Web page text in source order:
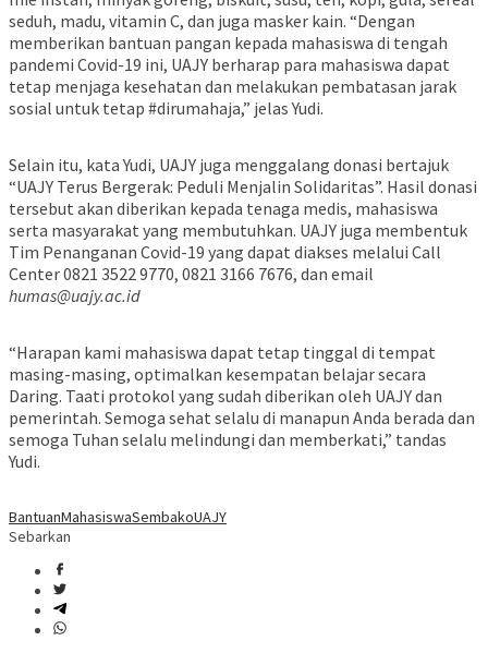
seduh, madu, vitamin C, dan juga masker kain. “Dengan
memberikan bantuan pangan kepada mahasiswa di tengah
pandemi Covid-19 ini, UAJY berharap para mahasiswa dapat
tetap menjaga kesehatan dan melakukan pembatasan jarak
sosial untuk tetap #dirumahaja,” jelas Yudi.
Selain itu, kata Yudi, UAJY juga menggalang donasi bertajuk
“UAJY Terus Bergerak: Peduli Menjalin Solidaritas”. Hasil donasi
tersebut akan diberikan kepada tenaga medis, mahasiswa
serta masyarakat yang membutuhkan. UAJY juga membentuk
Tim Penanganan Covid-19 yang dapat diakses melalui Call
Center 0821 3522 9770, 0821 3166 7676, dan email
humas@uajy.ac.id
“Harapan kami mahasiswa dapat tetap tinggal di tempat
masing-masing, optimalkan kesempatan belajar secara
Daring. Taati protokol yang sudah diberikan oleh UAJY dan
pemerintah. Semoga sehat selalu di manapun Anda berada dan
semoga Tuhan selalu melindungi dan memberkati,” tandas
Yudi.
BantuanMahasiswaSembakoUAJY
Sebarkan